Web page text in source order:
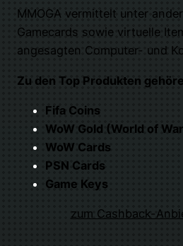
MMOGA vermittelt unter
Gamecards sowie virtuelle
angesagten Computer- und
Zu den Top Produkten
Fifa Coins
WoW Gold (World of
WoW Cards
PSN Cards
Game Keys
zum Cashback-